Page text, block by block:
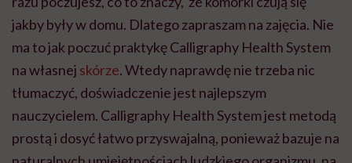
jakby były w domu. Dlatego zapraszam na zajęcia. Nie
ma to jak poczuć praktykę Calligraphy Health System
na własnej skórze. Wtedy naprawdę nie trzeba nic
tłumaczyć, doświadczenie jest najlepszym
nauczycielem. Calligraphy Health System jest metodą
prostą i dosyć łatwo przyswajalną, ponieważ bazuje na